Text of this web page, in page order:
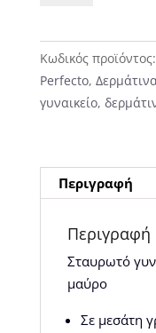
Κωδικός προϊόντος:
Perfecto,
γυναικείο,
Περιγραφή
Περιγραφή
Σταυρωτό
μαύρο
Σε μεσάτη